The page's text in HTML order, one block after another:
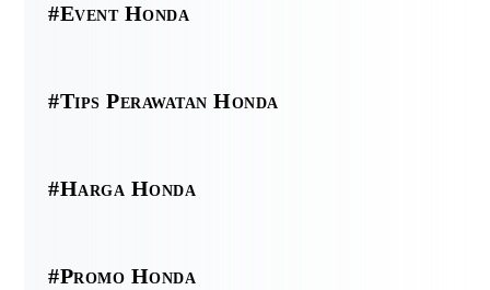
#Event Honda
#Tips Perawatan Honda
#Harga Honda
#Promo Honda